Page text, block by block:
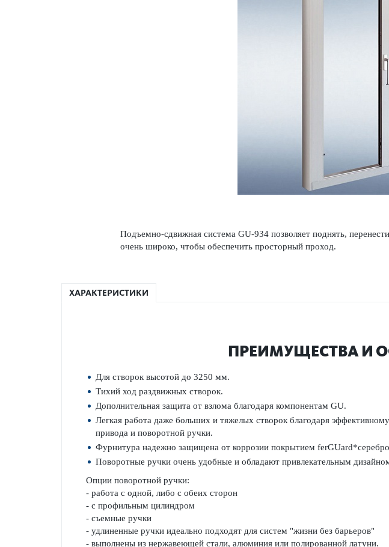
Подъемно-сдвижная система GU-934 позволяет поднять,
очень широко, чтобы обеспечить просторный проход.
ХАРАКТЕРИСТИКИ
ПРЕИМУЩЕСТВА И
Для створок высотой до 3250 мм.
Тихий ход раздвижных створок.
Дополнительная защита от взлома благодаря компонентам GU.
Легкая работа даже больших и тяжелых створок благодаря
привода и поворотной ручки.
Фурнитура надежно защищена от коррозии покрытием
Поворотные ручки очень удобные и обладают привлекательным
Опции поворотной ручки:
- работа с одной, либо с обеих сторон
- с профильным цилиндром
- съемные ручки
- удлиненные ручки идеально подходят для систем "жизни без барьеров"
- выполнены из нержавеющей стали, алюминия или полированной латуни.